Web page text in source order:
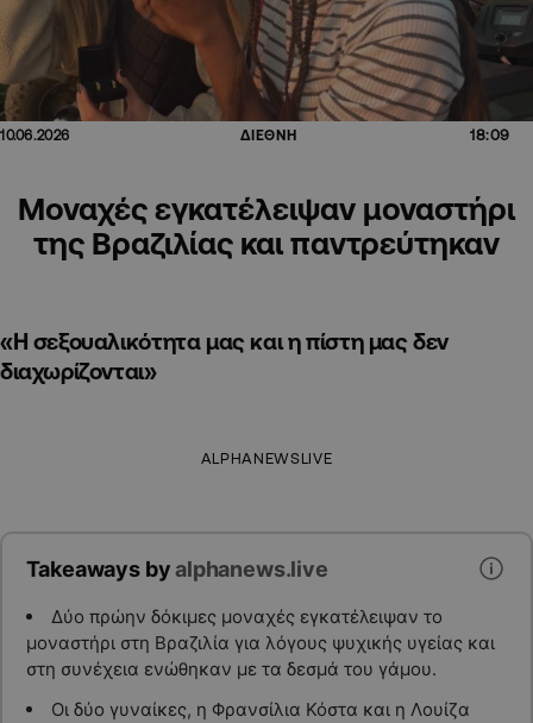
10.06.2026 ΔΙΕΘΝΗ 18:09
Μοναχές εγκατέλειψαν μοναστήρι
της Βραζιλίας και παντρεύτηκαν
«Η σεξουαλικότητα μας και η πίστη μας δεν
διαχωρίζονται»
ALPHANEWSLIVE
Takeaways byalphanews.live
Δύο πρώην δόκιμες μοναχές εγκατέλειψαν το
μοναστήρι στη Βραζιλία για λόγους ψυχικής υγείας και
στη συνέχεια ενώθηκαν με τα δεσμά του γάμου.
Οι δύο γυναίκες, η Φρανσίλια Κόστα και η Λουίζα